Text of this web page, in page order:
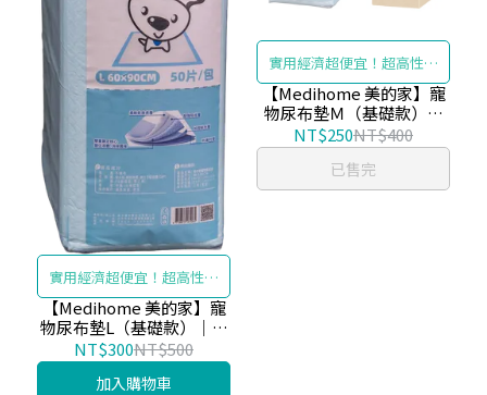
實用經濟超便宜！超高性價
比尿布墊
【Medihome 美的家】寵
物尿布墊L（基礎款）｜箱
裝
NT$300NT$500
加入購物車
實用經濟超便宜！超高性價
比尿布墊
【Medihome 美的家】寵
物尿布墊Ｍ（基礎款）｜
箱裝
NT$250NT$400
已售完